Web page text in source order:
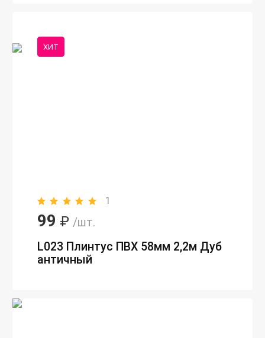
ХИТ
1
99 ₽ /шт.
L023 Плинтус ПВХ 58мм 2,2м Дуб
античный